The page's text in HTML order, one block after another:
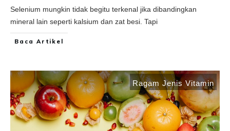
Selenium mungkin tidak begitu terkenal jika dibandingkan
mineral lain seperti kalsium dan zat besi. Tapi
Baca Artikel
Ragam Jenis Vitamin